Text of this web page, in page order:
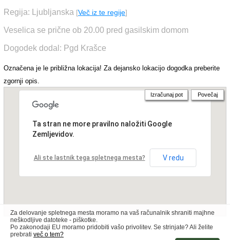
Regija: Ljubljanska [Več iz te regije]
Veselica se prične ob 20.00 pred gasilskim domom
Dogodek dodal: Pgd Krašce
Označena je le približna lokacija! Za dejansko lokacijo dogodka preberite
zgornji opis.
Ta stran ne more pravilno naložiti Google
Zemljevidov.
Ali ste lastnik tega spletnega mesta? V redu
Izračunaj pot Povečaj
Za delovanje spletnega mesta moramo na vaš računalnik shraniti majhne
neškodljive datoteke - piškotke.
Po zakonodaji EU moramo pridobiti vašo privolitev. Se strinjate? Ali želite
prebrati več o tem?